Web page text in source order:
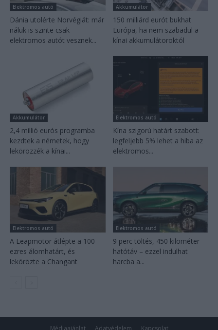
Elektromos autó
Dánia utolérte Norvégiát: már
náluk is szinte csak
elektromos autót vesznek...
Akkumulátor
150 milliárd eurót bukhat
Európa, ha nem szabadul a
kínai akkumulátoroktól
Akkumulátor
2,4 millió eurós programba
kezdtek a németek, hogy
lekörözzék a kínai...
Elektromos autó
Kína szigorú határt szabott:
legfeljebb 5% lehet a hiba az
elektromos...
Elektromos autó
A Leapmotor átlépte a 100
ezres álomhatárt, és
lekörözte a Changant
Elektromos autó
9 perc töltés, 450 kilométer
hatótáv – ezzel indulhat
harcba a...